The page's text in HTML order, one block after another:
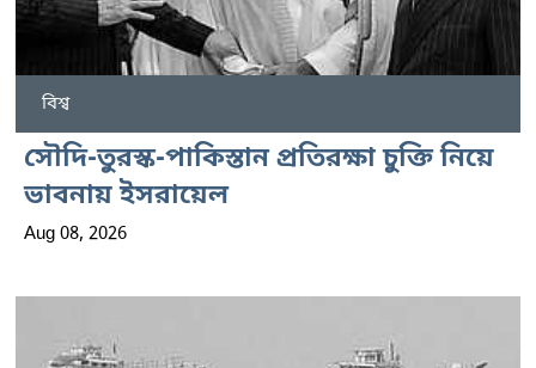
বিশ্ব
সৌদি-তুরস্ক-পাকিস্তান প্রতিরক্ষা চুক্তি নিয়ে
ভাবনায় ইসরায়েল
Aug 08, 2026